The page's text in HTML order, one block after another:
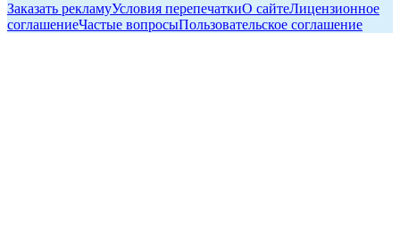
Заказать рекламуУсловия перепечаткиО сайтеЛицензионное
соглашениеЧастые вопросыПользовательское соглашение